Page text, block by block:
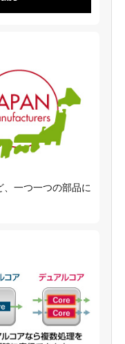
一つ一つの部品に